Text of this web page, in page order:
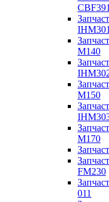
IHM301
M140
M150
M170
FM230
011